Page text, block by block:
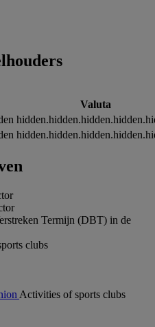
Valuta
Termijn (DBT) in de
clubs
Activities of sports clubs